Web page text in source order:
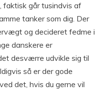
faktisk går tusindvis af
tanker som dig. Der
og decideret fedme i
danskere er
desværre udvikle sig til
så er der gode
det, hvis du gerne vil